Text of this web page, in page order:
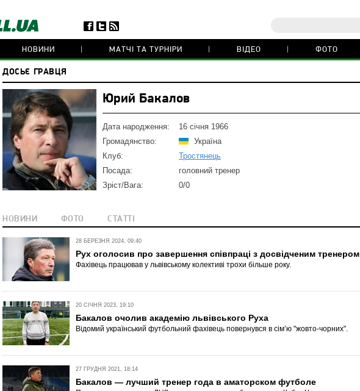
НОВИНИ МАТЧІ ТА ТУРНІРИ ВІДЕО ФОТО
ДОСЬЄ ГРАВЦЯ
Юрий Бакалов
Дата народження:
16 січня 1966
Громадянство:
Україна
Клуб:
Тростянець
Посада:
головний тренер
Зріст/Вага:
0/0
НОВИНИ ФОТО СТАТТІ
28 БЕРЕЗНЯ 2024, 09:40
Рух оголосив про завершення співпраці з досвідченим тренером
Фахівець працював у львівському колективі трохи більше року.
20 СІЧНЯ 2023, 19:10
Бакалов очолив академію львівського Руха
Відомий український футбольний фахівець повернувся в сім’ю "жовто-чорних".
27 ГРУДНЯ 2021, 18:14
Бакалов — лучший тренер года в аматорском футболе